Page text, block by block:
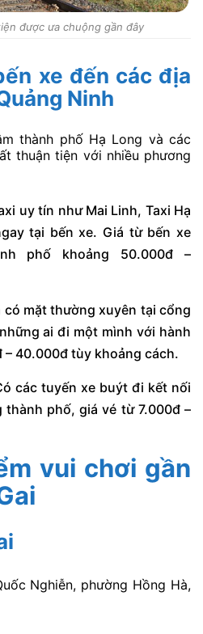
được ưa chuộng gần đây
xe đến các địa
Ninh
thành phố Hạ Long và các
thuận tiện với nhiều phương
uy tín như Mai Linh, Taxi Hạ
tại bến xe. Giá từ bến xe
phố khoảng 50.000đ –
có mặt thường xuyên tại cổng
ai đi một mình với hành
– 40.000đ tùy khoảng cách.
các tuyến xe buýt đi kết nối
phố, giá vé từ 7.000đ –
vui chơi gần
Nghiễn, phường Hồng Hà,